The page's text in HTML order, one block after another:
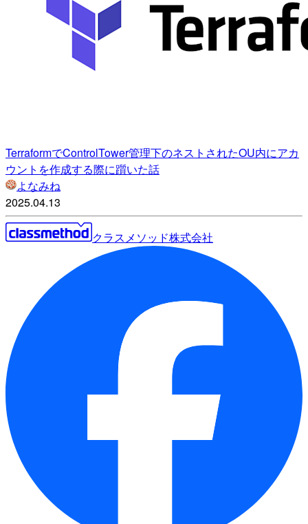
TerraformでControlTower管理下のネストされたOU内にアカ
ウントを作成する際に躓いた話
よなみね
2025.04.13
クラスメソッド株式会社